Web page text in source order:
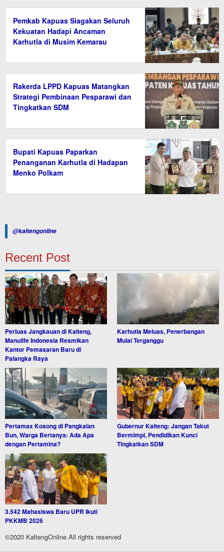
Pemkab Kapuas Siagakan Seluruh
Kekuatan Hadapi Ancaman
Karhutla di Musim Kemarau
Rakerda LPPD Kapuas Matangkan
Strategi Pembinaan Pesparawi dan
Tingkatkan SDM
Bupati Kapuas Paparkan
Penanganan Karhutla di Hadapan
Menko Polkam
@kaltengonline
Recent Post
Perluas Jangkauan di Kalteng,
Manulife Indonesia Resmikan
Kantor Pemasaran Baru di
Palangka Raya
Karhutla Meluas, Penerbangan
Mulai Terganggu
Pertamax Kosong di Pangkalan
Bun, Warga Bertanya: Ada Apa
dengan Pertamina?
Gubernur Kalteng: Jangan Takut
Bermimpi, Pendidikan Kunci
Tingkatkan SDM
3.542 Mahasiswa Baru UPR Ikuti
PKKMB 2026
©2020 KaltengOnline All rights reserved